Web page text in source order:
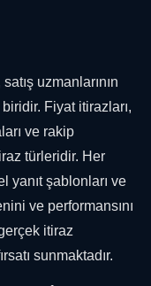
uzmanlarının
Fiyat itirazları,
ve rakip
türleridir. Her
yanıt şablonları ve
ve performansını
itiraz
sunmaktadır.